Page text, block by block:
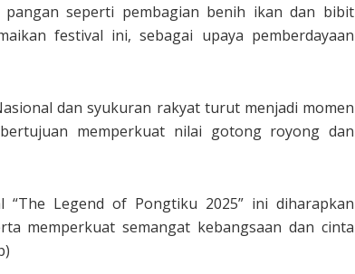
seperti pembagian benih ikan dan bibit
festival ini, sebagai upaya pemberdayaan
dan syukuran rakyat turut menjadi momen
memperkuat nilai gotong royong dan
“The Legend of Pongtiku 2025” ini diharapkan
memperkuat semangat kebangsaan dan cinta